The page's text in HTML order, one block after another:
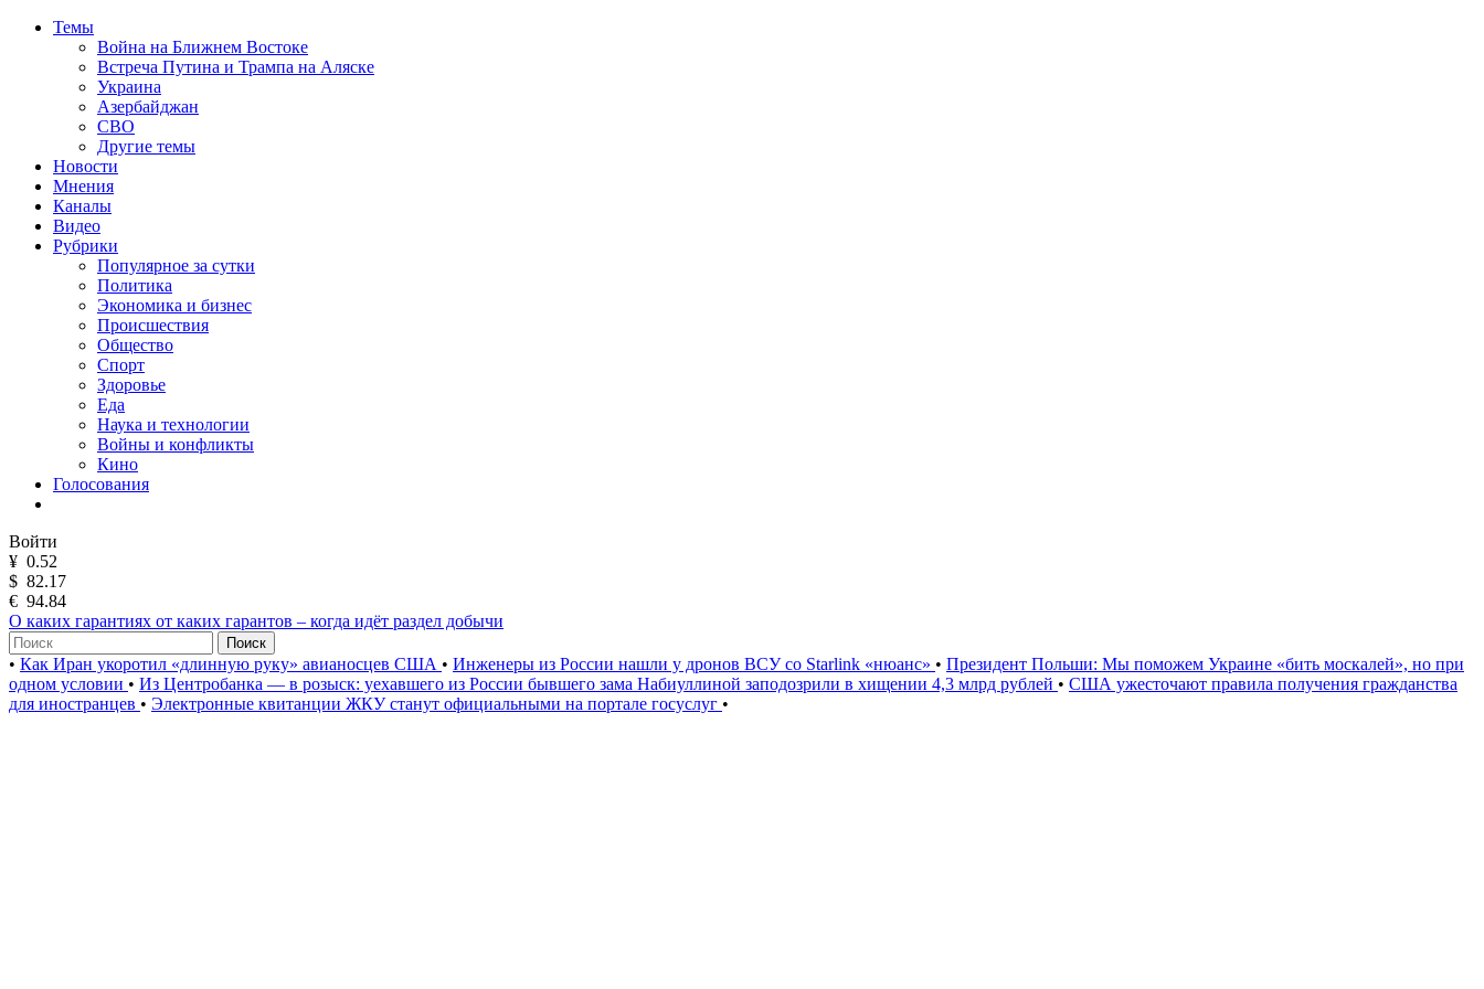
Темы
Война на Ближнем Востоке
Встреча Путина и Трампа на Аляске
Украина
Азербайджан
СВО
Другие темы
Новости
Мнения
Каналы
Видео
Рубрики
Популярное за сутки
Политика
Экономика и бизнес
Происшествия
Общество
Спорт
Здоровье
Еда
Наука и технологии
Войны и конфликты
Кино
Голосования
Войти
¥ 0.52
$ 82.17
€ 94.84
О каких гарантиях от каких гарантов – когда идёт раздел добычи
Поиск
• Как Иран укоротил «длинную руку» авианосцев США • Инженеры из России нашли у дронов ВСУ со Starlink «нюанс» • Президент Польши: Мы поможем Украине «бить москалей», но при
одном условии • Из Центробанка — в розыск: уехавшего из России бывшего зама Набиуллиной заподозрили в хищении 4,3 млрд рублей • США ужесточают правила получения гражданства
для иностранцев • Электронные квитанции ЖКУ станут официальными на портале госуслуг •